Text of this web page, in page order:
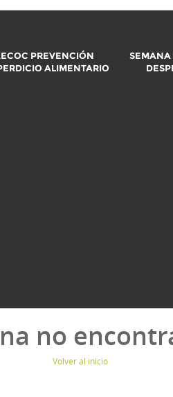
PREVENCIÓN
ALIMENTARIO
SEMANA
no
Volver al inicio